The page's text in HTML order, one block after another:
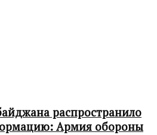
распространило
Армия обороны